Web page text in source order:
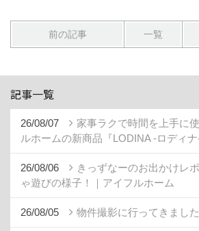
前の記事 一覧
記事一覧
26/08/07
家事ラクで時間を上手に
ルホームの新商品『LODINA -ロディナ-
26/08/06
きっずなーのお出かけレ
ゃ遊びの様子！｜アイフルホーム
26/08/05 物件撮影に行ってきまし